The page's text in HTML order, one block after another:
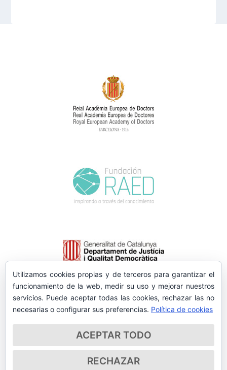
Utilizamos cookies propias y de terceros para garantizar el
funcionamiento de la web, medir su uso y mejorar nuestros
servicios. Puede aceptar todas las cookies, rechazar las no
necesarias o configurar sus preferencias. Política de cookies
ACEPTAR TODO
RECHAZAR